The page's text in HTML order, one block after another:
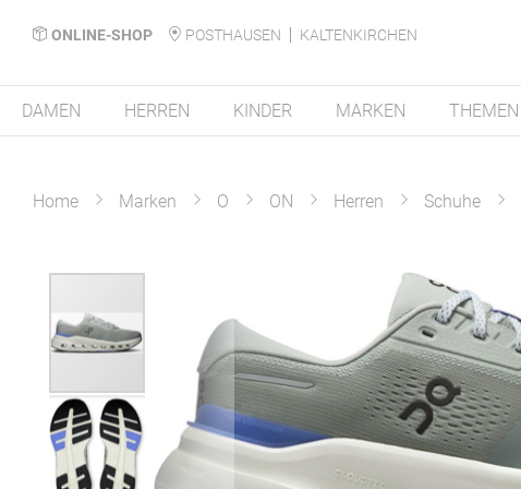
ONLINE-SHOP POSTHAUSEN
KALTENKIRCHEN
DAMEN HERREN KINDER MARKEN THEMEN
Home Marken O ON Herren Schuhe
Zum
der
Bildergalerie